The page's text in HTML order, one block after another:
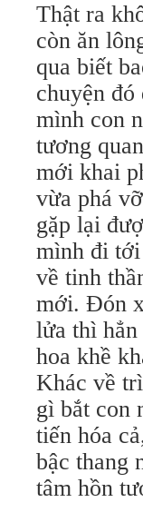
Thật ra
còn ăn
qua biết
chuyện
mình con
tương
mới khai
vừa phá
gặp lại
mình đi
về tinh
mới. Ðón
lửa thì
hoa khề
Khác về
gì bắt con
tiến hóa
bậc thang
tâm hồn